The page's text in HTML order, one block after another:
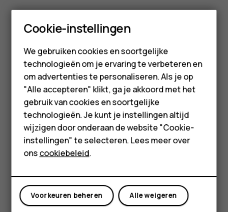
Smartphones
Feature phones
Accessoires
HMD Terra M
Voor bedrijven
Tablets
Shop
Mijn account
Sluit niet aan op producten die een uitgangssignaal
afgeven, aangezien dit het apparaat kan beschadigen.
Sluit geen energiebron aan op de audio-aansluiting. Als u
externe apparaten of externe headsets aansluit op de
audioaansluiting die niet zijn goedgekeurd voor gebruik
met dit apparaat, moet u extra letten op het
geluidsniveau.
Bepaalde onderdelen van het apparaat zijn magnetisch.
Metaalhoudende materialen kunnen door dit apparaat
worden aangetrokken. Houd creditcards en andere
de buurt van het apparaat, aangezien de kaarten hierdoor
kunnen worden beschadigd.
Cookie-instellingen
We gebruiken cookies en soortgelijke
technologieën om je ervaring te verbeteren en
om advertenties te personaliseren. Als je op
"Alle accepteren" klikt, ga je akkoord met het
gebruik van cookies en soortgelijke
technologieën. Je kunt je instellingen altijd
wijzigen door onderaan de website "Cookie-
instellingen" te selecteren. Lees meer over
onscookiebeleid.
Alle weigeren
Voorkeuren beheren